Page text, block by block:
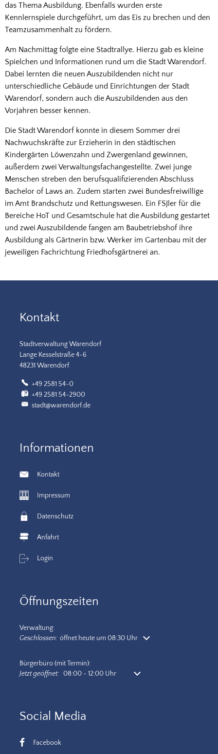
das Thema Ausbildung. Ebenfalls wurden erste
Kennlernspiele durchgeführt, um das Eis zu brechen und den
Teamzusammenhalt zu fördern.
Am Nachmittag folgte eine Stadtrallye. Hierzu gab es kleine
Spielchen und Informationen rund um die Stadt Warendorf.
Dabei lernten die neuen Auszubildenden nicht nur
unterschiedliche Gebäude und Einrichtungen der Stadt
Warendorf, sondern auch die Auszubildenden aus den
Vorjahren besser kennen.
Die Stadt Warendorf konnte in diesem Sommer drei
Nachwuchskräfte zur Erzieherin in den städtischen
Kindergärten Löwenzahn und Zwergenland gewinnen,
außerdem zwei Verwaltungsfachangestellte. Zwei junge
Menschen streben den berufsqualifizierenden Abschluss
Bachelor of Laws an. Zudem starten zwei Bundesfreiwillige
im Amt Brandschutz und Rettungswesen. Ein FSJler für die
Bereiche HoT und Gesamtschule hat die Ausbildung gestartet
und zwei Auszubildende fangen am Baubetriebshof ihre
Ausbildung als Gärtnerin bzw. Werker im Gartenbau mit der
jeweiligen Fachrichtung Friedhofsgärtnerei an.
Kontakt
Stadtverwaltung Warendorf
Lange Kesselstraße 4-6
48231 Warendorf
+49 2581 54-0
+49 2581 54-2900
stadt@warendorf.de
Informationen
Kontakt
Impressum
Datenschutz
Anfahrt
Login
Öffnungszeiten
Verwaltung:
Klicken, um weitere Öffnungs- oder Schließzeiten auszublenden
Geschlossen: öffnet heute um 08:30 Uhr
Bürgerbüro (mit Termin):
Klicken, um weitere Öffnungs- oder Schließzeiten auszublenden
Jetzt geöffnet: 08:00 - 12:00 Uhr Von 08:00 bis 12:00 Uhr
Social Media
Facebook